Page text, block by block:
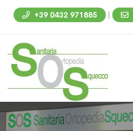
+39 0432 971885 |